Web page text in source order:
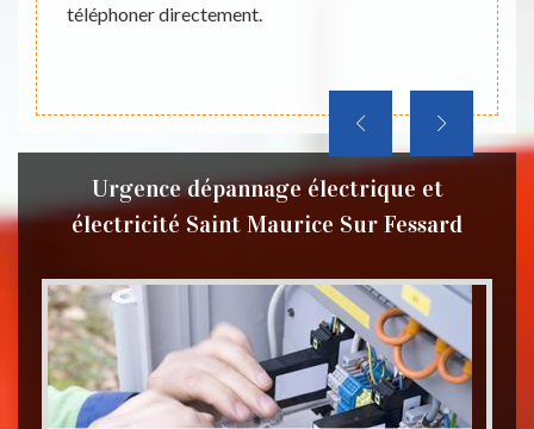
Cet
téléphoner directement.
Urgence dépannage électrique et
électricité Saint Maurice Sur Fessard